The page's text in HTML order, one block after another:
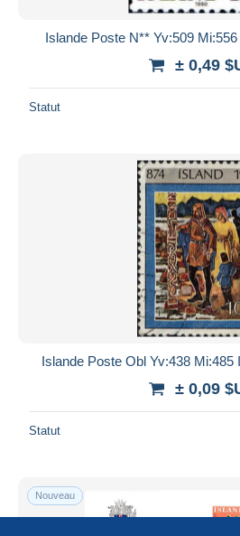
Islande Poste N** Yv:509
± 0,49
Statut
Islande Poste Obl Yv:438 Mi:485
± 0,09
Statut
Nouveau